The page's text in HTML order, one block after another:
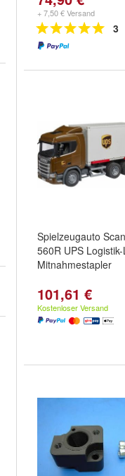
+ 7,50 € Versand
3
Spielzeugauto
560R UPS
Mitnahmestapler
101,61 €
Kostenloser Versand